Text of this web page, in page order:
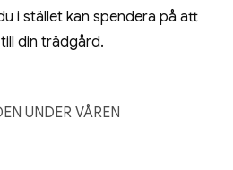
i stället kan spendera på att
din trädgård.
UNDER VÅREN